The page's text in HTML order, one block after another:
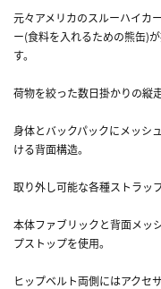
元々アメリカのスルーハイカ
ー(食料を入れるための熊缶)
す。
荷物を絞った数日掛かりの縦
身体とバックパックにメッシ
ける背面構造。
取り外し可能な各種ストラッ
本体ファブリックと背面メッ
プストップを使用。
ヒップベルト両側にはアクセ